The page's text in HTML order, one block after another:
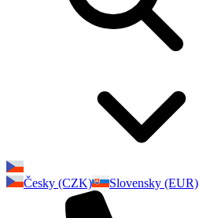
Česky (CZK)
Slovensky (EUR)